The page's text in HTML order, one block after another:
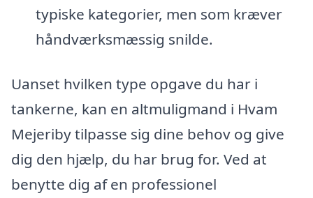
typiske kategorier, men som kræver
håndværksmæssig snilde.
Uanset hvilken type opgave du har i
tankerne, kan en altmuligmand i Hvam
Mejeriby tilpasse sig dine behov og give
dig den hjælp, du har brug for. Ved at
benytte dig af en professionel